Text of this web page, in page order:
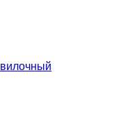
вилочный